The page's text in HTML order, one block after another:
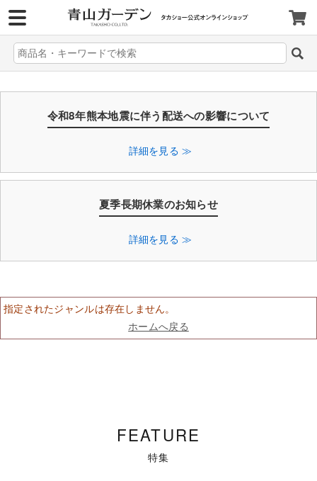
令和8年熊本地震に伴う配送への影響について
詳細を見る ≫
夏季長期休業のお知らせ
詳細を見る ≫
指定されたジャンルは存在しません。
ホームへ戻る
FEATURE
特集